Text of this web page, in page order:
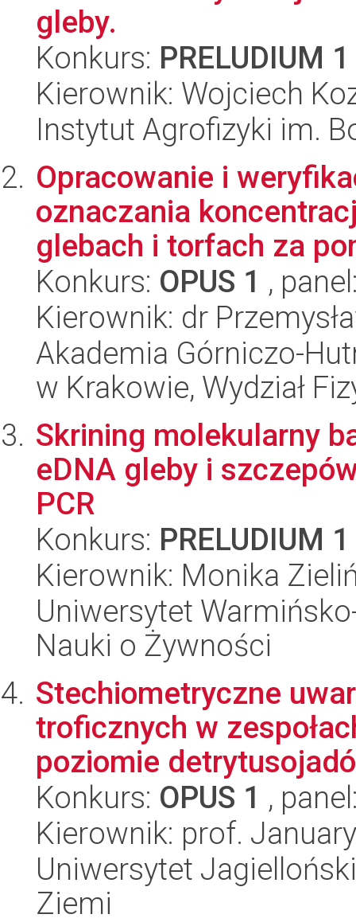
gleby.
Konkurs: PRELUDIUM 1
Kierownik: Wojciech
Instytut Agrofizyki im.
Opracowanie i
oznaczania
glebach i torfach za
Konkurs: OPUS 1 ,
Kierownik: dr
Akademia Górniczo-
w Krakowie, Wydział
Skrining molekularny
eDNA gleby i
PCR
Konkurs: PRELUDIUM 1
Kierownik: Monika
Uniwersytet
Nauki o Żywności
Stechiometryczne
troficznych w
poziomie
Konkurs: OPUS 1 ,
Kierownik: prof.
Uniwersytet
Ziemi